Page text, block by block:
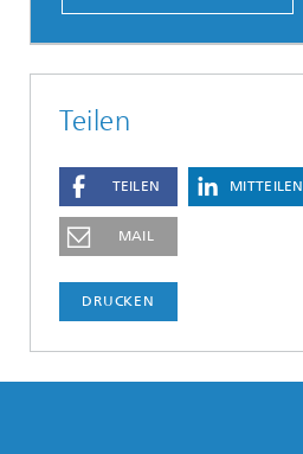
Teilen
TEILEN MITTEILEN
MAIL
DRUCKEN